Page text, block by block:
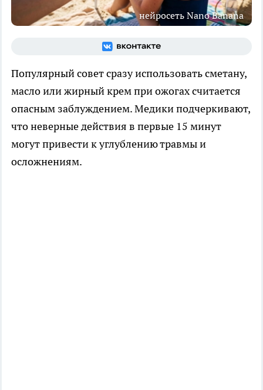
нейросеть Nano Banana
Популярный совет сразу использовать сметану,
масло или жирный крем при ожогах считается
опасным заблуждением. Медики подчеркивают,
что неверные действия в первые 15 минут
могут привести к углублению травмы и
осложнениям.